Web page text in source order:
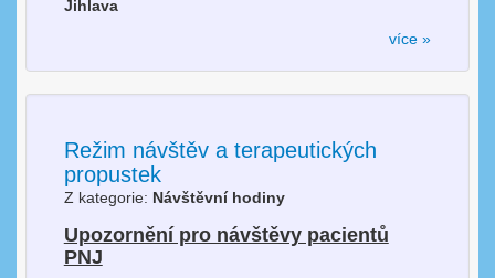
Jihlava
více »
Režim návštěv a terapeutických
propustek
Z kategorie: Návštěvní hodiny
Upozornění pro návštěvy pacientů
PNJ